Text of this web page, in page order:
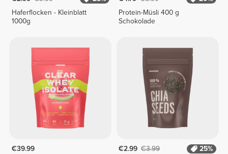
Haferflocken - Kleinblatt
1000g
Protein-Müsli 400 g
Schokolade
€39.99
€2.99 €3.99
25%